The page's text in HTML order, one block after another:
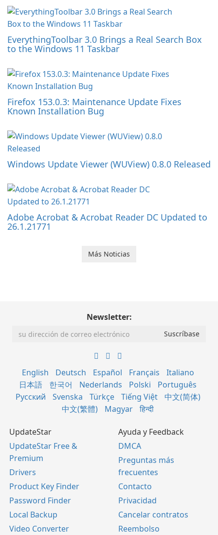
EverythingToolbar 3.0 Brings a Real Search Box
to the Windows 11 Taskbar
Firefox 153.0.3: Maintenance Update Fixes
Known Installation Bug
Windows Update Viewer (WUView) 0.8.0 Released
Adobe Acrobat & Acrobat Reader DC Updated to
26.1.21771
Más Noticias
Newsletter:
English Deutsch Español Français
Italiano
日本語
한국어 Nederlands Polski
Português
Русский
Svenska Türkçe Tiếng Việt
中文(简体)
中文(繁體)
Magyar हिन्दी
UpdateStar
UpdateStar Free &
Premium
Drivers
Product Key Finder
Password Finder
Local Backup
Video Converter
Ayuda y Feedback
DMCA
Preguntas más
frecuentes
Contacto
Privacidad
Cancelar contratos
Reembolso